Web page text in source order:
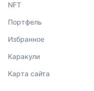
NFT
Портфель
Избранное
Каракули
Карта сайта